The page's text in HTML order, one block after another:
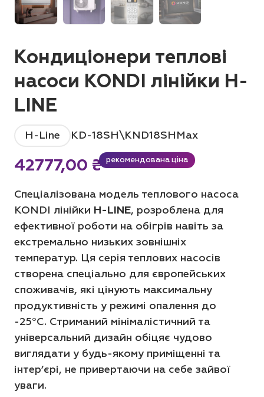
Кондиціонери теплові
насоси KONDI лінійки H-
LINE
H-Line KD-18SH\KND18SHMax
42777,00 ₴ рекомендована ціна
Спеціалізована модель теплового насоса
KONDI
лінійки H-LINE, розроблена для
ефективної роботи на обігрів навіть за
екстремально низьких зовнішніх
температур. Ця серія теплових насосів
створена спеціально для європейських
споживачів, які цінують максимальну
продуктивність у режимі опалення до
-25°C. Стриманий мінімалістичний та
універсальний дизайн обіцяє чудово
виглядати у будь-якому приміщенні та
інтер’єрі, не привертаючи на себе зайвої
уваги.